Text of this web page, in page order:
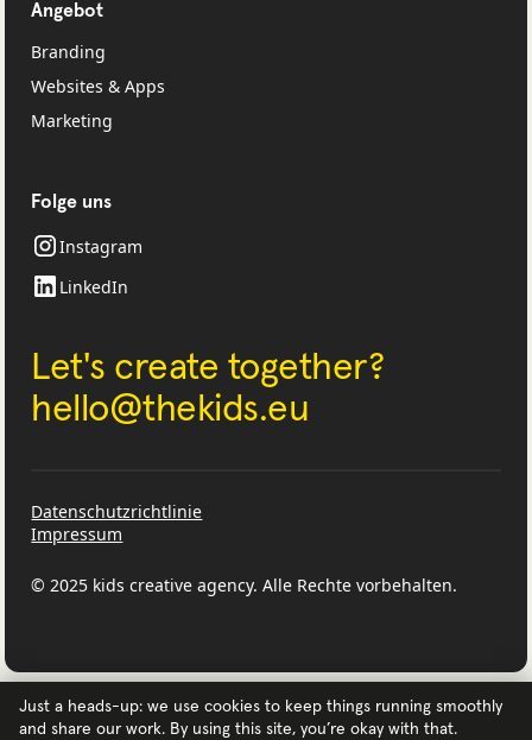
Angebot
Branding
Websites & Apps
Marketing
Folge uns
Instagram
LinkedIn
Let's create together?
‍hello@thekids.eu
© 2025 kids creative agency. Alle Rechte vorbehalten.
Datenschutzrichtlinie
Impressum
Just a heads-up: we use cookies to keep things running smoothly
and share our work. By using this site, you’re okay with that.